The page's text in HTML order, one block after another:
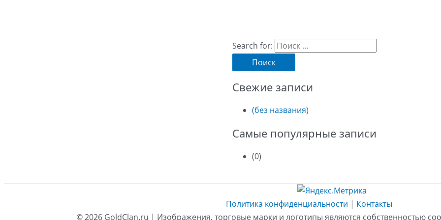
Search for:
Свежие записи
(без названия)
Самые популярные записи
(0)
Политика конфиденциальности | Контакты
© 2026 GoldClan.ru | Изображения, торговые марки и логотипы являются собственностью